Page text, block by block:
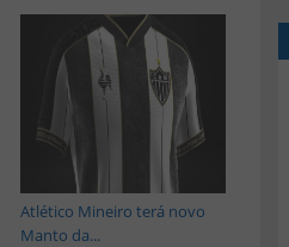
Atlético Mineiro terá novo
Manto da...